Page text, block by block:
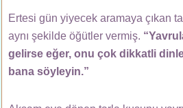
Ertesi gün yiyecek aramaya çıkan
aynı şekilde öğütler vermiş.
gelirse eğer, onu çok dikkatli
bana söyleyin.”